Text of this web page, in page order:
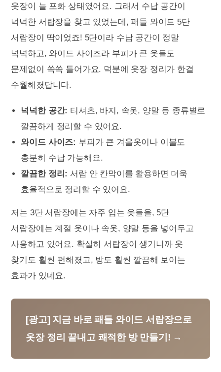
옷장이 늘 포화 상태였어요. 그래서 수납 공간이
넉넉한 서랍장을 찾고 있었는데, 패들 와이드 5단
서랍장이 딱이었죠! 5단이라 수납 공간이 정말
넉넉하고, 와이드 사이즈라 부피가 큰 옷들도
문제없이 쏙쏙 들어가요. 덕분에 옷장 정리가 한결
수월해졌답니다.
넉넉한 공간: 티셔츠, 바지, 속옷, 양말 등 종류별로
깔끔하게 정리할 수 있어요.
와이드 사이즈: 부피가 큰 겨울옷이나 이불도
충분히 수납 가능해요.
깔끔한 정리: 서랍 안 칸막이를 활용하면 더욱
효율적으로 정리할 수 있어요.
저는 3단 서랍장에는 자주 입는 옷들을, 5단
서랍장에는 계절 옷이나 속옷, 양말 등을 넣어두고
사용하고 있어요. 확실히 서랍장이 생기니까 옷
찾기도 훨씬 편해졌고, 방도 훨씬 깔끔해 보이는
효과가 있네요.
[광고] 지금 바로 패들 와이드 서랍장으로
옷장 정리 끝내고 쾌적한 방 만들기! →